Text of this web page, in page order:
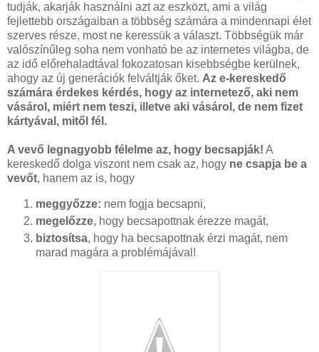
tudják, akarják használni azt az eszközt, ami a világ
fejlettebb országaiban a többség számára a mindennapi élet
szerves része, most ne keressük a választ. Többségük már
valószínűleg soha nem vonható be az internetes világba, de
az idő előrehaladtával fokozatosan kisebbségbe kerülnek,
ahogy az új generációk felváltják őket. Az e-kereskedő
számára érdekes kérdés, hogy az internetező, aki nem
vásárol, miért nem teszi, illetve aki vásárol, de nem fizet
kártyával, mitől fél.
A vevő legnagyobb félelme az, hogy becsapják! A
kereskedő dolga viszont nem csak az, hogy ne csapja be a
vevőt, hanem az is, hogy
meggyőzze: nem fogja becsapni,
megelőzze, hogy becsapottnak érezze magát,
biztosítsa, hogy ha becsapottnak érzi magát, nem
marad magára a problémájával!